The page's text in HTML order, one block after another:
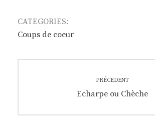
CATEGORIES:
Coups de coeur
l’article
PRÉCEDENT
Previous
Echarpe ou Chèche